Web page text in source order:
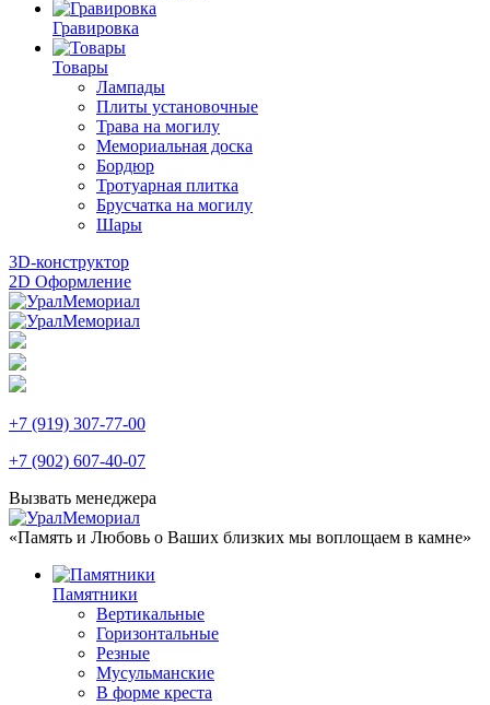
Гравировка
Товары
Лампады
Плиты установочные
Трава на могилу
Мемориальная доска
Бордюр
Тротуарная плитка
Брусчатка на могилу
Шары
3D-конструктор
2D Оформление
+7 (919) 307-77-00
+7 (902) 607-40-07
Вызвать менеджера
«Память и Любовь о Ваших близких мы воплощаем в камне»
Памятники
Вертикальные
Горизонтальные
Резные
Мусульманские
В форме креста